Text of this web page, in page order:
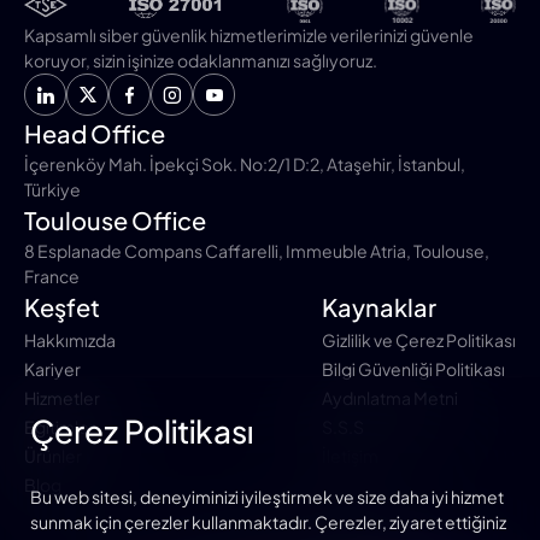
Kapsamlı siber güvenlik hizmetlerimizle verilerinizi güvenle
koruyor, sizin işinize odaklanmanızı sağlıyoruz.
Head Office
İçerenköy Mah. İpekçi Sok. No:2/1 D:2, Ataşehir, İstanbul,
Türkiye
Toulouse Office
8 Esplanade Compans Caffarelli, Immeuble Atria, Toulouse,
France
Keşfet
Hakkımızda
Kariyer
Hizmetler
Eğitimler
Ürünler
Kaynaklar
Gizlilik ve Çerez Politikası
Bilgi Güvenliği Politikası
Aydınlatma Metni
Çerez Politikası
Bu web sitesi, deneyiminizi iyileştirmek ve size daha iyi hizmet
sunmak için çerezler kullanmaktadır. Çerezler, ziyaret ettiğiniz